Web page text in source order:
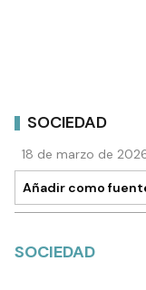
SOCIEDAD
18 de marzo de
Añadir como
SOCIEDAD